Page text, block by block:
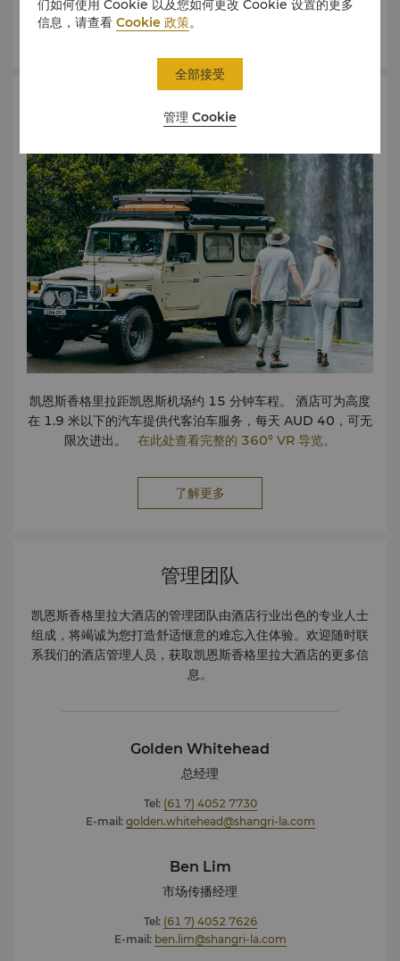
了解更多
地图和出行指南
凯恩斯香格里拉距凯恩斯机场约 15 分钟车程。 酒店可为高度
在 1.9 米以下的汽车提供代客泊车服务，每天 AUD 40，可无
限次进出。 在此处查看完整的 360° VR 导览。
了解更多
管理团队
凯恩斯香格里拉大酒店的管理团队由酒店行业出色的专业人士
组成，将竭诚为您打造舒适惬意的难忘入住体验。欢迎随时联
系我们的酒店管理人员，获取凯恩斯香格里拉大酒店的更多信
息。
Golden Whitehead
总经理
Tel: (61 7) 4052 7730
E-mail: golden.whitehead@shangri-la.com
Ben Lim
市场传播经理
Tel: (61 7) 4052 7626
E-mail: ben.lim@shangri-la.com
们如何使用 Cookie 以及您如何更改 Cookie 设置的更多
信息，请查看Cookie 政策。
管理 Cookie
全部接受